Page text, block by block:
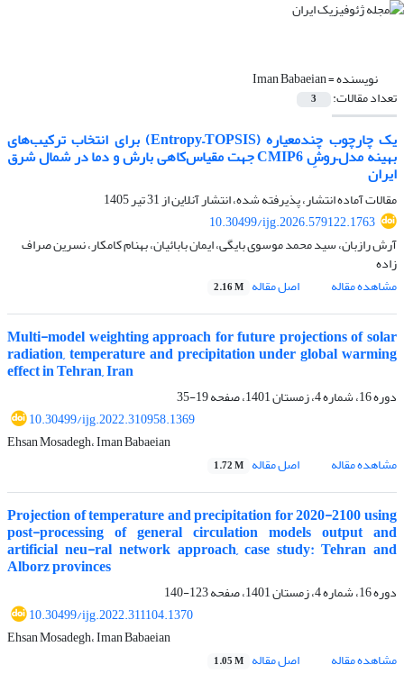
نویسنده =Iman Babaeian
تعداد مقالات: 3
یک چارچوب چندمعیاره (Entropy–TOPSIS) برای انتخاب ترکیب‌های
بهینه مدل–روشِ CMIP6 جهت مقیاس‌کاهی بارش و دما در شمال شرق
ایران
مقالات آماده انتشار، پذیرفته شده، انتشار آنلاین از31 تیر 1405
10.30499/ijg.2026.579122.1763
آرش رازبان، سید محمد موسوی بایگی، ایمان بابائیان، بهنام کامکار، نسرین صراف
زاده
مشاهده مقاله
اصل مقاله 2.16 M
Multi-model weighting approach for future projections of solar
radiation, temperature and precipitation under global warming
effect in Tehran, Iran
دوره 16، شماره 4، زمستان 1401، صفحه
19-35
10.30499/ijg.2022.310958.1369
Ehsan Mosadegh، Iman Babaeian
مشاهده مقاله
اصل مقاله 1.72 M
Projection of temperature and precipitation for 2020-2100 using
post-processing of general circulation models output and
artificial neu-ral network approach, case study: Tehran and
Alborz provinces
دوره 16، شماره 4، زمستان 1401، صفحه
123-140
10.30499/ijg.2022.311104.1370
Ehsan Mosadegh، Iman Babaeian
مشاهده مقاله
اصل مقاله 1.05 M